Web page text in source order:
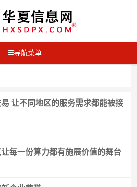
导航菜单
让不同地区的服务需求都能被接
每一份算力都有施展价值的舞台